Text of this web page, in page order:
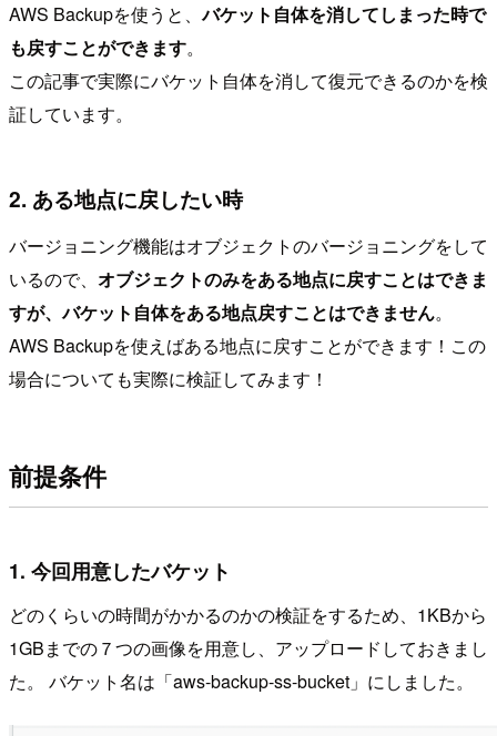
AWS Backupを使うと、バケット自体を消してしまった時で
も戻すことができます。
この記事で実際にバケット自体を消して復元できるのかを検
証しています。
2. ある地点に戻したい時
バージョニング機能はオブジェクトのバージョニングをして
いるので、 オブジェクトのみをある地点に戻すことはできま
すが、バケット自体をある地点戻すことはできません。
AWS Backupを使えばある地点に戻すことができます！この
場合についても実際に検証してみます！
前提条件
1. 今回用意したバケット
どのくらいの時間がかかるのかの検証をするため、1KBから
1GBまでの７つの画像を用意し、アップロードしておきまし
た。 バケット名は「aws-backup-ss-bucket」にしました。